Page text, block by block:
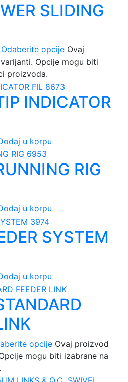
SLIDING
Odaberite opcije Ovaj
Opcije mogu biti
proizvoda.
INDICATOR
u korpu
RIG
u korpu
SYSTEM
u korpu
opcije Ovaj proizvod
mogu biti izabrane na